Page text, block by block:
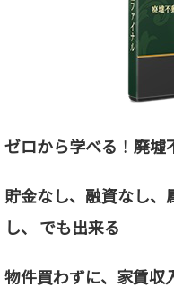
ゼロから学べる！廃墟
貯金なし、融資なし、
し、 でも出来る
物件買わずに、家賃収